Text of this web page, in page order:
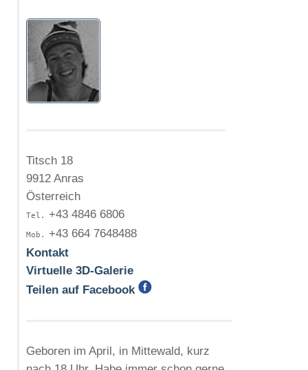
Titsch 18
9912 Anras
Österreich
Tel. +43 4846 6806
Mob.
+43 664 7648488
Kontakt
Virtuelle 3D-Galerie
Teilen auf Facebook
Geboren im April, in Mittewald, kurz